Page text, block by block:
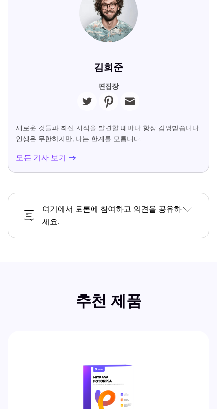
김희준
편집장
새로운 것들과 최신 지식을 발견할 때마다 항상 감명받습니다.
인생은 무한하지만, 나는 한계를 모릅니다.
모든 기사 보기
여기에서 토론에 참여하고 의견을 공유하
세요.
추천 제품